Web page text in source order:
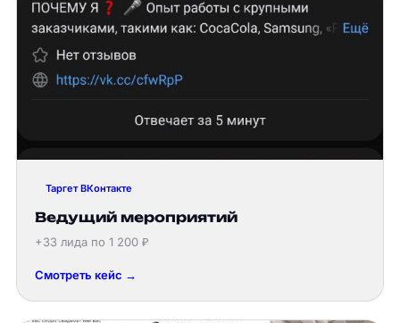
Таргет ВКонтакте
Ведущий мероприятий
+33 лида по 1 200 ₽
Смотреть кейс →